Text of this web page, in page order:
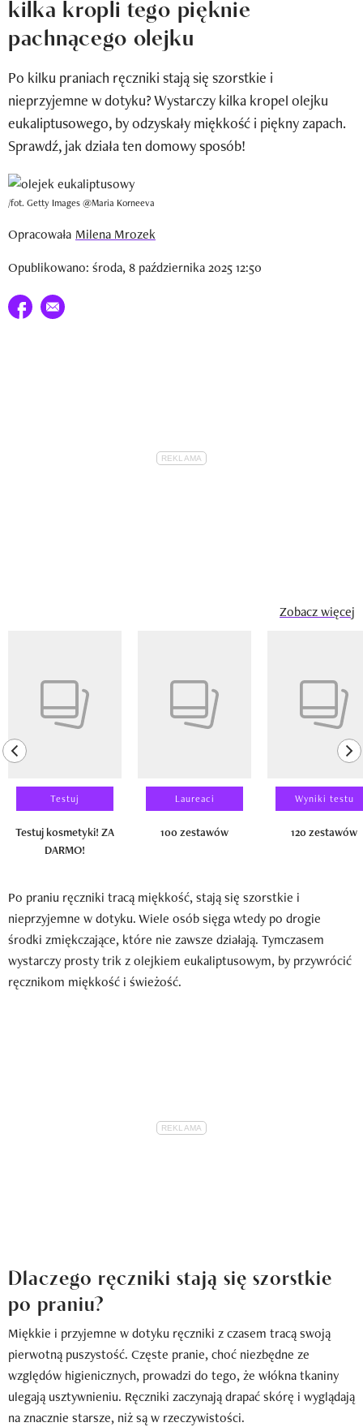
Wizaz Summer Influ School
Mój profil / Zarejestruj się
kilka kropli tego pięknie
pachnącego olejku
Po kilku praniach ręczniki stają się szorstkie i
nieprzyjemne w dotyku? Wystarczy kilka kropel olejku
eukaliptusowego, by odzyskały miękkość i piękny zapach.
Sprawdź, jak działa ten domowy sposób!
/fot. Getty Images @Maria Korneeva
Opracowała Milena Mrozek
Opublikowano: środa, 8 października 2025 12:50
Udostępnij na facebook
E-mail do przyjaciela
Zobacz więcej
previous element
Testuj
Testuj kosmetyki! ZA
DARMO!
Laureaci
100 zestawów
Wyniki testu
120 zestawów
Po praniu ręczniki tracą miękkość, stają się szorstkie i
nieprzyjemne w dotyku. Wiele osób sięga wtedy po drogie
środki zmiękczające, które nie zawsze działają. Tymczasem
wystarczy prosty trik z olejkiem eukaliptusowym, by przywrócić
ręcznikom miękkość i świeżość.
Dlaczego ręczniki stają się szorstkie
po praniu?
Miękkie i przyjemne w dotyku ręczniki z czasem tracą swoją
pierwotną puszystość. Częste pranie, choć niezbędne ze
względów higienicznych, prowadzi do tego, że włókna tkaniny
ulegają usztywnieniu. Ręczniki zaczynają drapać skórę i wyglądają
na znacznie starsze, niż są w rzeczywistości.